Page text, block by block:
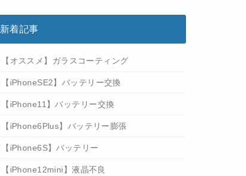
新着記事
【オススメ】ガラスコーティング
【iPhoneSE2】バッテリー交換
【iPhone11】バッテリー交換
【iPhone6Plus】バッテリー膨張
【iPhone6S】バッテリー
【iPhone12mini】液晶不良